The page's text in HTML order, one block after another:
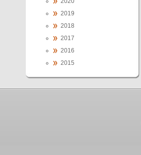
2019
2018
2017
2016
2015